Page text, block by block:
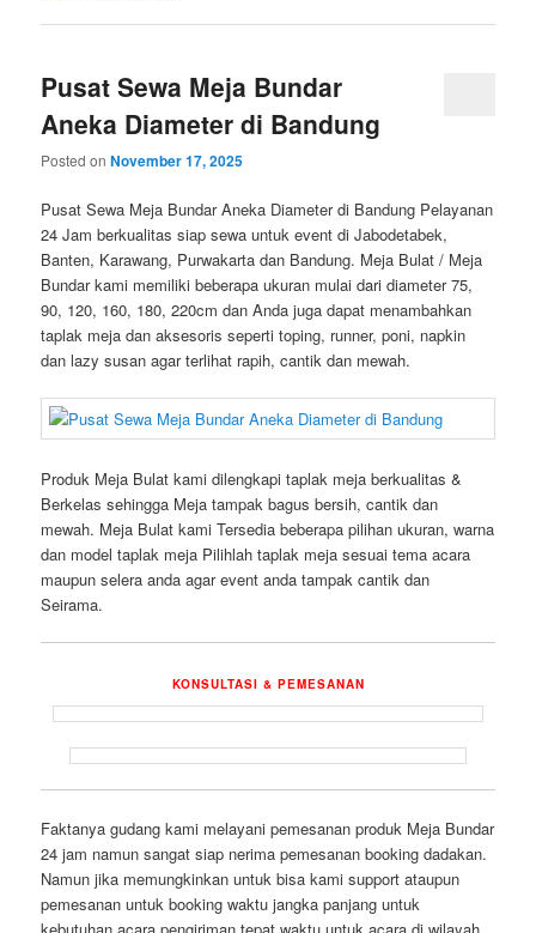
Pusat Sewa Meja Bundar
Aneka Diameter di Bandung
Posted onNovember 17, 2025
Pusat Sewa Meja Bundar Aneka Diameter di Bandung Pelayanan
24 Jam berkualitas siap sewa untuk event di Jabodetabek,
Banten, Karawang, Purwakarta dan Bandung. Meja Bulat / Meja
Bundar kami memiliki beberapa ukuran mulai dari diameter 75,
90, 120, 160, 180, 220cm dan Anda juga dapat menambahkan
taplak meja dan aksesoris seperti toping, runner, poni, napkin
dan lazy susan agar terlihat rapih, cantik dan mewah.
Produk Meja Bulat kami dilengkapi taplak meja berkualitas &
Berkelas sehingga Meja tampak bagus bersih, cantik dan
mewah. Meja Bulat kami Tersedia beberapa pilihan ukuran, warna
dan model taplak meja Pilihlah taplak meja sesuai tema acara
maupun selera anda agar event anda tampak cantik dan
Seirama.
KONSULTASI & PEMESANAN
Faktanya gudang kami melayani pemesanan produk Meja Bundar
24 jam namun sangat siap nerima pemesanan booking dadakan.
Namun jika memungkinkan untuk bisa kami support ataupun
pemesanan untuk booking waktu jangka panjang untuk